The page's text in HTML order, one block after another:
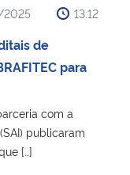
2025 13:12
de
para
com a
publicaram
[…]